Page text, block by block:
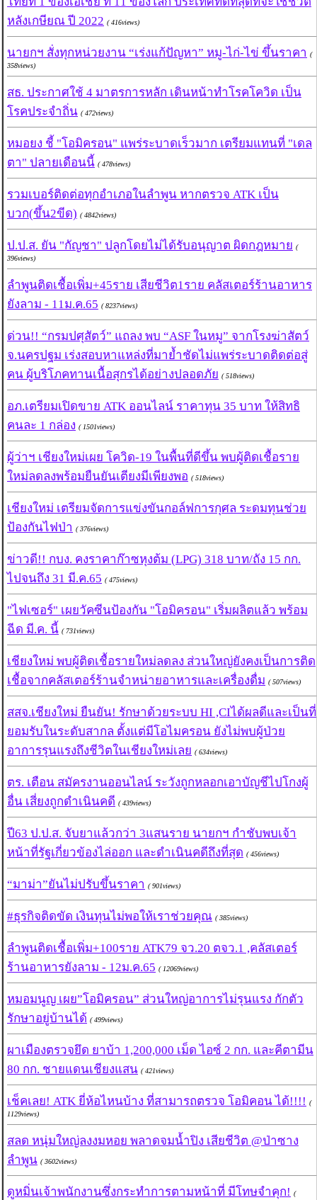
หลังเกษียณ ปี 2022 ( 416views)
นายกฯ สั่งทุกหน่วยงาน “เร่งแก้ปัญหา” หมู-ไก่-ไข่ ขึ้นราคา (
358views)
สธ. ประกาศใช้ 4 มาตรการหลัก เดินหน้าทำโรคโควิด เป็น
โรคประจำถิ่น ( 472views)
หมอยง ชี้ "โอมิครอน" แพร่ระบาดเร็วมาก เตรียมแทนที่ "เดล
ตา" ปลายเดือนนี้ ( 478views)
รวมเบอร์ติดต่อทุกอำเภอในลำพูน หากตรวจ ATK เป็น
บวก(ขึ้น2ขีด) ( 4842views)
ป.ป.ส. ยัน "กัญชา" ปลูกโดยไม่ได้รับอนุญาต ผิดกฎหมาย (
396views)
ลำพูนติดเชื้อเพิ่ม+45ราย เสียชีวิต1ราย คลัสเตอร์ร้านอาหาร
ยังลาม - 11ม.ค.65 ( 8237views)
ด่วน!! “กรมปศุสัตว์” แถลง พบ “ASF ในหมู” จากโรงฆ่าสัตว์
จ.นครปฐม เร่งสอบหาแหล่งที่มาย้ำชัดไม่แพร่ระบาดติดต่อสู่
คน ผู้บริโภคทานเนื้อสุกรได้อย่างปลอดภัย ( 518views)
อภ.เตรียมเปิดขาย ATK ออนไลน์ ราคาทุน 35 บาท ให้สิทธิ
คนละ 1 กล่อง ( 1501views)
ผู้ว่าฯ เชียงใหม่เผย โควิด-19 ในพื้นที่ดีขึ้น พบผู้ติดเชื้อราย
ใหม่ลดลงพร้อมยืนยันเตียงมีเพียงพอ ( 518views)
เชียงใหม่ เตรียมจัดการแข่งขันกอล์ฟการกุศล ระดมทุนช่วย
ป้องกันไฟป่า ( 376views)
ข่าวดี!! กบง. คงราคาก๊าซหุงต้ม (LPG) 318 บาท/ถัง 15 กก.
ไปจนถึง 31 มี.ค.65 ( 475views)
"ไฟเซอร์" เผยวัคซีนป้องกัน "โอมิครอน" เริ่มผลิตแล้ว พร้อม
ฉีด มี.ค. นี้ ( 731views)
เชียงใหม่ พบผู้ติดเชื้อรายใหม่ลดลง ส่วนใหญ่ยังคงเป็นการติด
เชื้อจากคลัสเตอร์ร้านจำหน่ายอาหารและเครื่องดื่ม ( 507views)
สสจ.เชียงใหม่ ยืนยัน! รักษาด้วยระบบ HI ,CIได้ผลดีและเป็นที่
ยอมรับในระดับสากล ตั้งแต่มีโอไมครอน ยังไม่พบผู้ป่วย
อาการรุนแรงถึงชีวิตในเชียงใหม่เลย ( 634views)
ตร. เตือน สมัครงานออนไลน์ ระวังถูกหลอกเอาบัญชีไปโกงผู้
อื่น เสี่ยงถูกดำเนินคดี ( 439views)
ปี63 ป.ป.ส. จับยาแล้วกว่า 3แสนราย นายกฯ กำชับพบเจ้า
หน้าที่รัฐเกี่ยวข้องไล่ออก และดำเนินคดีถึงที่สุด ( 456views)
“มาม่า”ยันไม่ปรับขึ้นราคา ( 901views)
#ธุรกิจติดขัด เงินทุนไม่พอให้เราช่วยคุณ ( 385views)
ลำพูนติดเชื้อเพิ่ม+100ราย ATK79 จว.20 ตจว.1 ,คลัสเตอร์
ร้านอาหารยังลาม - 12ม.ค.65 ( 12069views)
หมอมนูญ เผย”โอมิครอน” ส่วนใหญ่อาการไม่รุนแรง กักตัว
รักษาอยู่บ้านได้ ( 499views)
ผาเมืองตรวจยึด ยาบ้า 1,200,000 เม็ด ไอซ์ 2 กก. และคีตามีน
80 กก. ชายแดนเชียงแสน ( 421views)
เช็คเลย! ATK ยี่ห้อไหนบ้าง ที่สามารถตรวจ โอมิคอน ได้!!!! (
1129views)
สลด หนุ่มใหญ่ลงงมหอย พลาดจมน้ำปิง เสียชีวิต @ป่าซาง
ลำพูน ( 3602views)
ดูหมิ่นเจ้าพนักงานซึ่งกระทำการตามหน้าที่ มีโทษจำคุก! (